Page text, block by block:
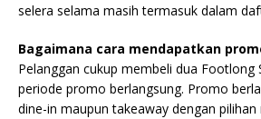
selera selama masih termasuk dalam
Bagaimana cara mendapatkan
Pelanggan cukup membeli dua Footlong
periode promo berlangsung. Promo
dine-in maupun takeaway dengan